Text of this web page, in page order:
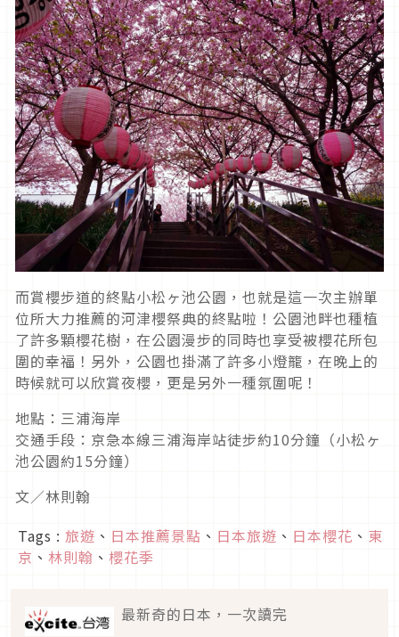
而賞櫻步道的終點小松ヶ池公園，也就是這一次主辦單
位所大力推薦的河津櫻祭典的終點啦！公園池畔也種植
了許多顆櫻花樹，在公園漫步的同時也享受被櫻花所包
圍的幸福！另外，公園也掛滿了許多小燈籠，在晚上的
時候就可以欣賞夜櫻，更是另外一種氛圍呢！
地點：三浦海岸
交通手段：京急本線三浦海岸站徒步約10分鐘（小松ヶ
池公園約15分鐘）
文／林則翰
Tags : 旅遊 、 日本推薦景點 、 日本旅遊 、 日本櫻花 、 東
京 、 林則翰 、 櫻花季
最新奇的日本，一次讀完